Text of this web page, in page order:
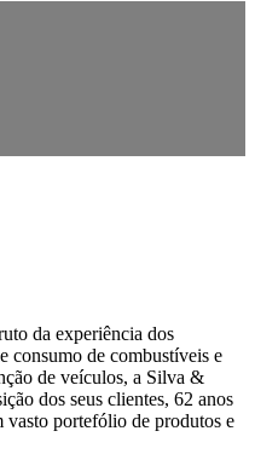
da experiência dos
consumo de combustíveis e
de veículos, a Silva &
dos seus clientes, 62 anos
vasto portefólio de produtos e